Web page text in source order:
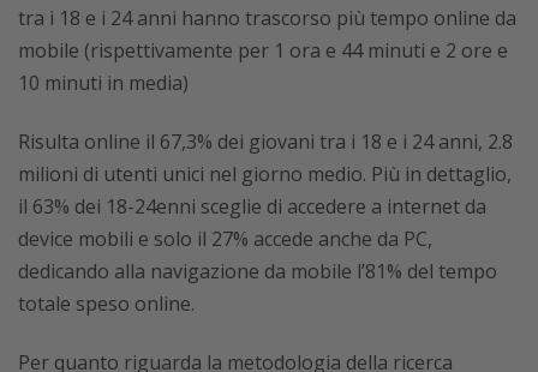
tra i 18 e i 24 anni hanno trascorso più tempo online da
mobile (rispettivamente per 1 ora e 44 minuti e 2 ore e
10 minuti in media)
Risulta online il 67,3% dei giovani tra i 18 e i 24 anni, 2.8
milioni di utenti unici nel giorno medio. Più in dettaglio,
il 63% dei 18-24enni sceglie di accedere a internet da
device mobili e solo il 27% accede anche da PC,
dedicando alla navigazione da mobile l’81% del tempo
totale speso online.
Per quanto riguarda la metodologia della ricerca